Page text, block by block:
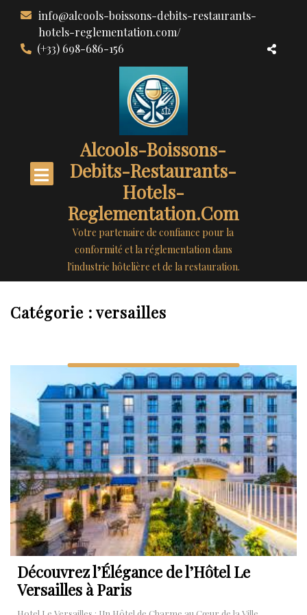
contenu
info@alcools-boissons-debits-restaurants-
hotels-reglementation.com/
(+33) 698-686-156
Alcools-Boissons-
Debits-Restaurants-
Hotels-
Reglementation.com
Votre partenaire de confiance pour la
conformité et la réglementation dans
l'industrie hôtelière et de la restauration.
Catégorie : versailles
Découvrez l’Élégance de l’Hôtel Le
Versailles à Paris